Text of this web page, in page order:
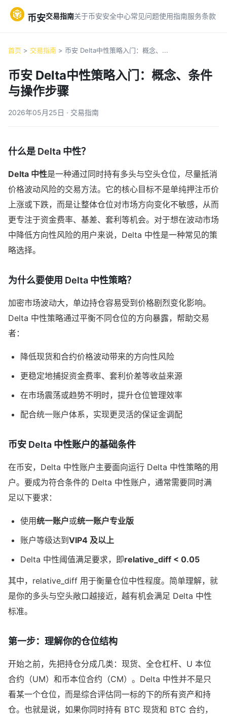
币安交易指南关于币安安全中心常见问题使用指南服务条款
首页 > 交易指南 > 币安 Delta中性策略入门：概念、...
币安 Delta中性策略入门：概念、条件
与操作步骤
2026年05月25日 · 交易指南
什么是 Delta 中性？
Delta 中性是一种通过同时持有多头与空头仓位，尽量抵消
价格波动风险的交易方法。它的核心目标不是单纯押注币价
上涨或下跌，而是让整体仓位对市场方向变化不敏感，从而
更专注于资金费率、基差、套利等机会。对于想在波动市场
中降低方向性风险的用户来说，Delta 中性是一种常见的策
略选择。
为什么要使用 Delta 中性策略？
加密市场波动大，单边持仓容易受到价格剧烈变化影响。
Delta 中性策略通过平衡不同仓位的方向暴露，帮助交易
者：
降低现货和合约价格波动带来的方向性风险
更稳定地捕捉资金费率、套利价差等收益来源
在市场震荡或趋势不明时，提升仓位管理效率
配合统一账户体系，实现更灵活的保证金调配
币安 Delta 中性账户的基础条件
在币安，Delta 中性账户主要面向运行 Delta 中性策略的用
户。要成为符合条件的 Delta 中性账户，通常需要同时满
足以下要求：
使用统一账户或统一账户专业版
账户等级达到 VIP4 及以上
Delta 中性阈值满足要求，即relative_diff < 0.05
其中，relative_diff 用于衡量仓位中性程度。简单理解，就
是你的多头与空头敞口越接近，越有机会满足 Delta 中性
标准。
第一步：理解你的仓位结构
开始之前，先把持仓分成几类：现货、全仓杠杆、U 本位
合约（UM）和币本位合约（CM）。Delta 中性并不是只
看某一个仓位，而是综合评估同一标的下的所有资产和持
仓。也就是说，如果你同时持有 BTC 现货和 BTC 合约，